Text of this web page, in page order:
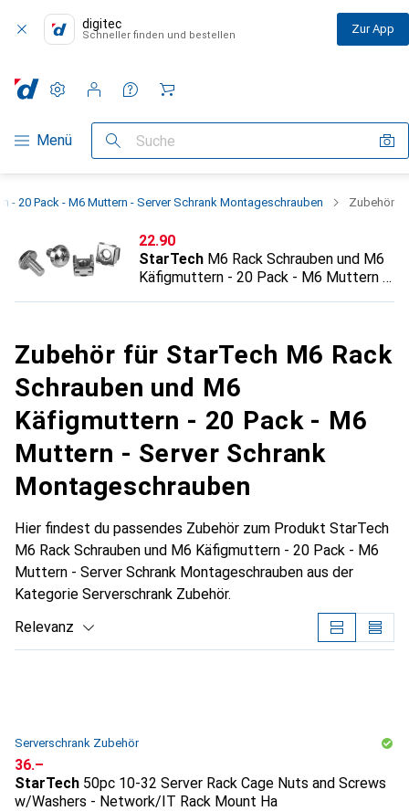
digitec
Schneller finden und bestellen Zur App
Navigation nach Kategorien
Menü Suche
Einstellungen
Kundenkonto
Vergleichslisten
Merklisten
Warenkorb
- 20 Pack - M6 Muttern - Server Schrank Montageschrauben Zubehör
CHF
22.90
StarTech M6 Rack Schrauben und M6
Käfigmuttern - 20 Pack - M6 Muttern -
Zubehör für StarTech M6 Rack
Schrauben und M6
Käfigmuttern - 20 Pack - M6
Muttern - Server Schrank
Montageschrauben
Hier findest du passendes Zubehör zum Produkt StarTech
M6 Rack Schrauben und M6 Käfigmuttern - 20 Pack - M6
Muttern - Server Schrank Montageschrauben aus der
Kategorie Serverschrank Zubehör.
Relevanz
Serverschrank Zubehör
CHF
36.–
StarTech 50pc 10-32 Server Rack Cage Nuts and Screws
w/Washers - Network/IT Rack Mount Ha